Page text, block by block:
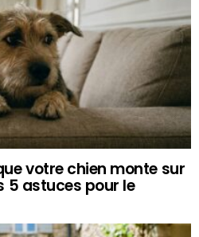
votre chien monte sur
5 astuces pour le